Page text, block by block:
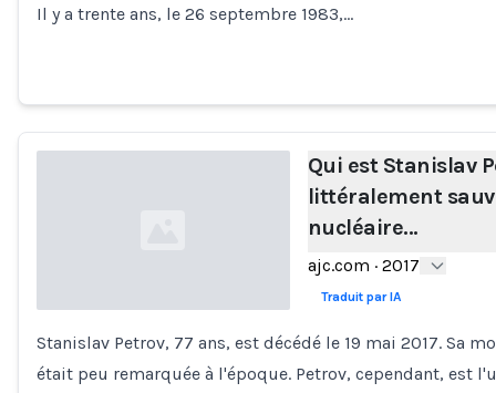
Il y a trente ans, le 26 septembre 1983,…
Qui est Stanislav
littéralement
nucléaire...
ajc.com · 2017
Traduit par IA
Stanislav Petrov, 77 ans, est décédé le 19 mai 2017. Sa
était peu remarquée à l'époque. Petrov, cependant, est